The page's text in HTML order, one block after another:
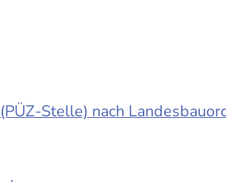
Stelle) nach